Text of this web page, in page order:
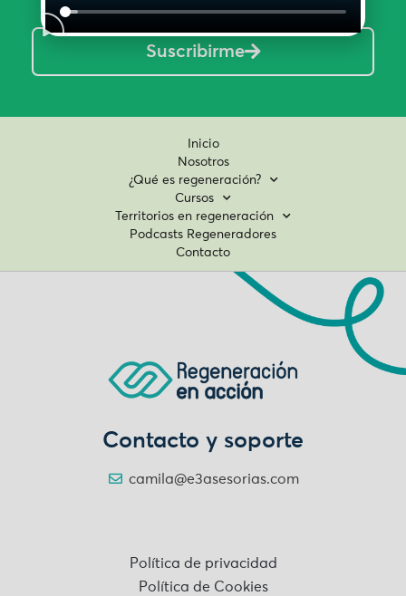
Suscribirme
Inicio
Nosotros
¿Qué es regeneración?
Cursos
Territorios en regeneración
Podcasts Regeneradores
Contacto
Contacto y soporte
camila@e3asesorias.com
Política de privacidad
Política de Cookies